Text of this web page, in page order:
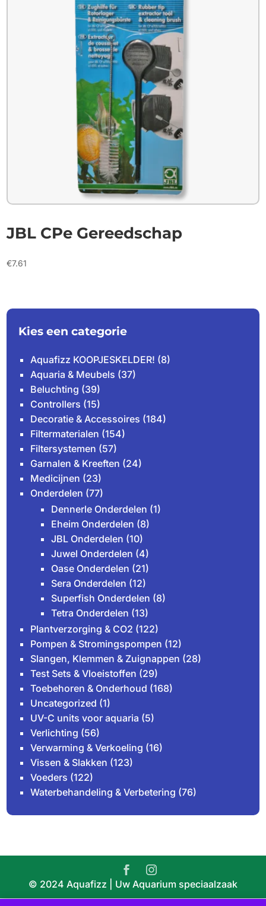
JBL CPe Gereedschap
€7.61
Kies een categorie
Aquafizz KOOPJESKELDER! (8)
Aquaria & Meubels (37)
Beluchting (39)
Controllers (15)
Decoratie & Accessoires (184)
Filtermaterialen (154)
Filtersystemen (57)
Garnalen & Kreeften (24)
Medicijnen (23)
Onderdelen (77)
Dennerle Onderdelen (1)
Eheim Onderdelen (8)
JBL Onderdelen (10)
Juwel Onderdelen (4)
Oase Onderdelen (21)
Sera Onderdelen (12)
Superfish Onderdelen (8)
Tetra Onderdelen (13)
Plantverzorging & CO2 (122)
Pompen & Stromingspompen (12)
Slangen, Klemmen & Zuignappen (28)
Test Sets & Vloeistoffen (29)
Toebehoren & Onderhoud (168)
Uncategorized (1)
UV-C units voor aquaria (5)
Verlichting (56)
Verwarming & Verkoeling (16)
Vissen & Slakken (123)
Voeders (122)
Waterbehandeling & Verbetering (76)
© 2024 Aquafizz | Uw Aquarium speciaalzaak